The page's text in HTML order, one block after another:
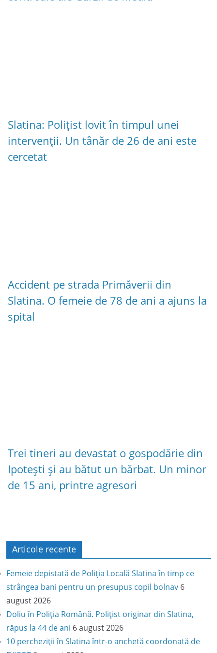
Slatina: Polițist lovit în timpul unei
intervenții. Un tânăr de 26 de ani este
cercetat
Accident pe strada Primăverii din
Slatina. O femeie de 78 de ani a ajuns la
spital
Trei tineri au devastat o gospodărie din
Ipotești și au bătut un bărbat. Un minor
de 15 ani, printre agresori
Articole recente
Femeie depistată de Poliția Locală Slatina în timp ce
strângea bani pentru un presupus copil bolnav 6
august 2026
Doliu în Poliția Română. Polițist originar din Slatina,
răpus la 44 de ani 6 august 2026
10 percheziții în Slatina într-o anchetă coordonată de